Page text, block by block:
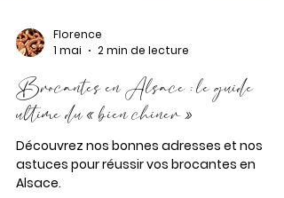
Florence
1 mai
2 min de lecture
Brocantes en Alsace : le guide
ultime du « bien chiner »